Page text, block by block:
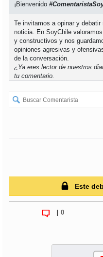
¡Bienvenido
Te invitamos a opinar y
noticia. En SoyChile
y constructivos y nos
opiniones agresivas y
de la conversación.
¿Ya eres lector de nuestros
tu comentario.
Este
0